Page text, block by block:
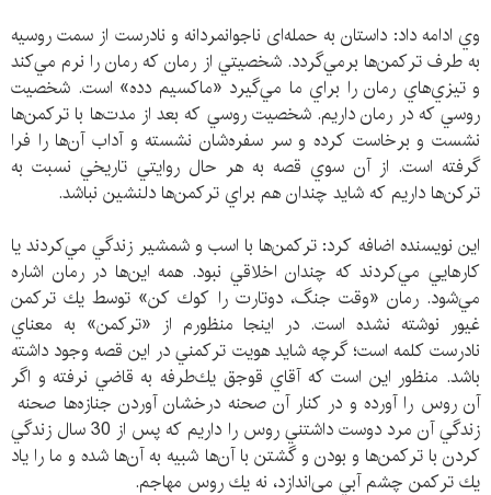
وي ادامه داد: داستان به حمله‌ای ناجوانمردانه و نادرست از سمت روسيه
به طرف تركمن‌ها برمي‌گردد. شخصيتي از رمان كه رمان را نرم مي‌كند
و تيزي‌هاي رمان را براي ما مي‌گيرد «ماكسيم دده» است. شخصيت
روسي كه در رمان داريم. شخصيت روسي كه بعد از مدت‌ها با تركمن‌ها
نشست و برخاست كرده و سر سفره‌شان نشسته و آداب آن‌ها را فرا
گرفته است. از آن سوي قصه به هر حال روايتي تاريخي نسبت به
تركن‌ها داريم كه شايد چندان هم براي تركمن‌ها دلنشين نباشد.
اين نويسنده اضافه كرد: تركمن‌ها با اسب و شمشير زندگي مي‌كردند يا
كارهايي مي‌كردند كه چندان اخلاقي نبود. همه اين‌ها در رمان اشاره
مي‌شود. رمان «وقت جنگ، دوتارت را كوك كن» توسط يك تركمن
غيور نوشته نشده است. در اينجا منظورم از «تركمن» به معناي
نادرست كلمه است؛ گرچه شايد هويت تركمني در اين قصه وجود داشته
باشد. منظور اين است كه آقاي قوجق يك‌طرفه به قاضي نرفته و اگر
آن روس را آورده و در كنار آن صحنه درخشان آوردن جنازه‌ها صحنه
زندگي آن مرد دوست‌ داشتني روس را داريم كه پس از 30 سال زندگي
كردن با تركمن‌ها و بودن و گشتن با آن‌ها شبيه به آن‌ها شده و ما را ياد
يك تركمن چشم آبي می‌اندازد، نه يك روس مهاجم.